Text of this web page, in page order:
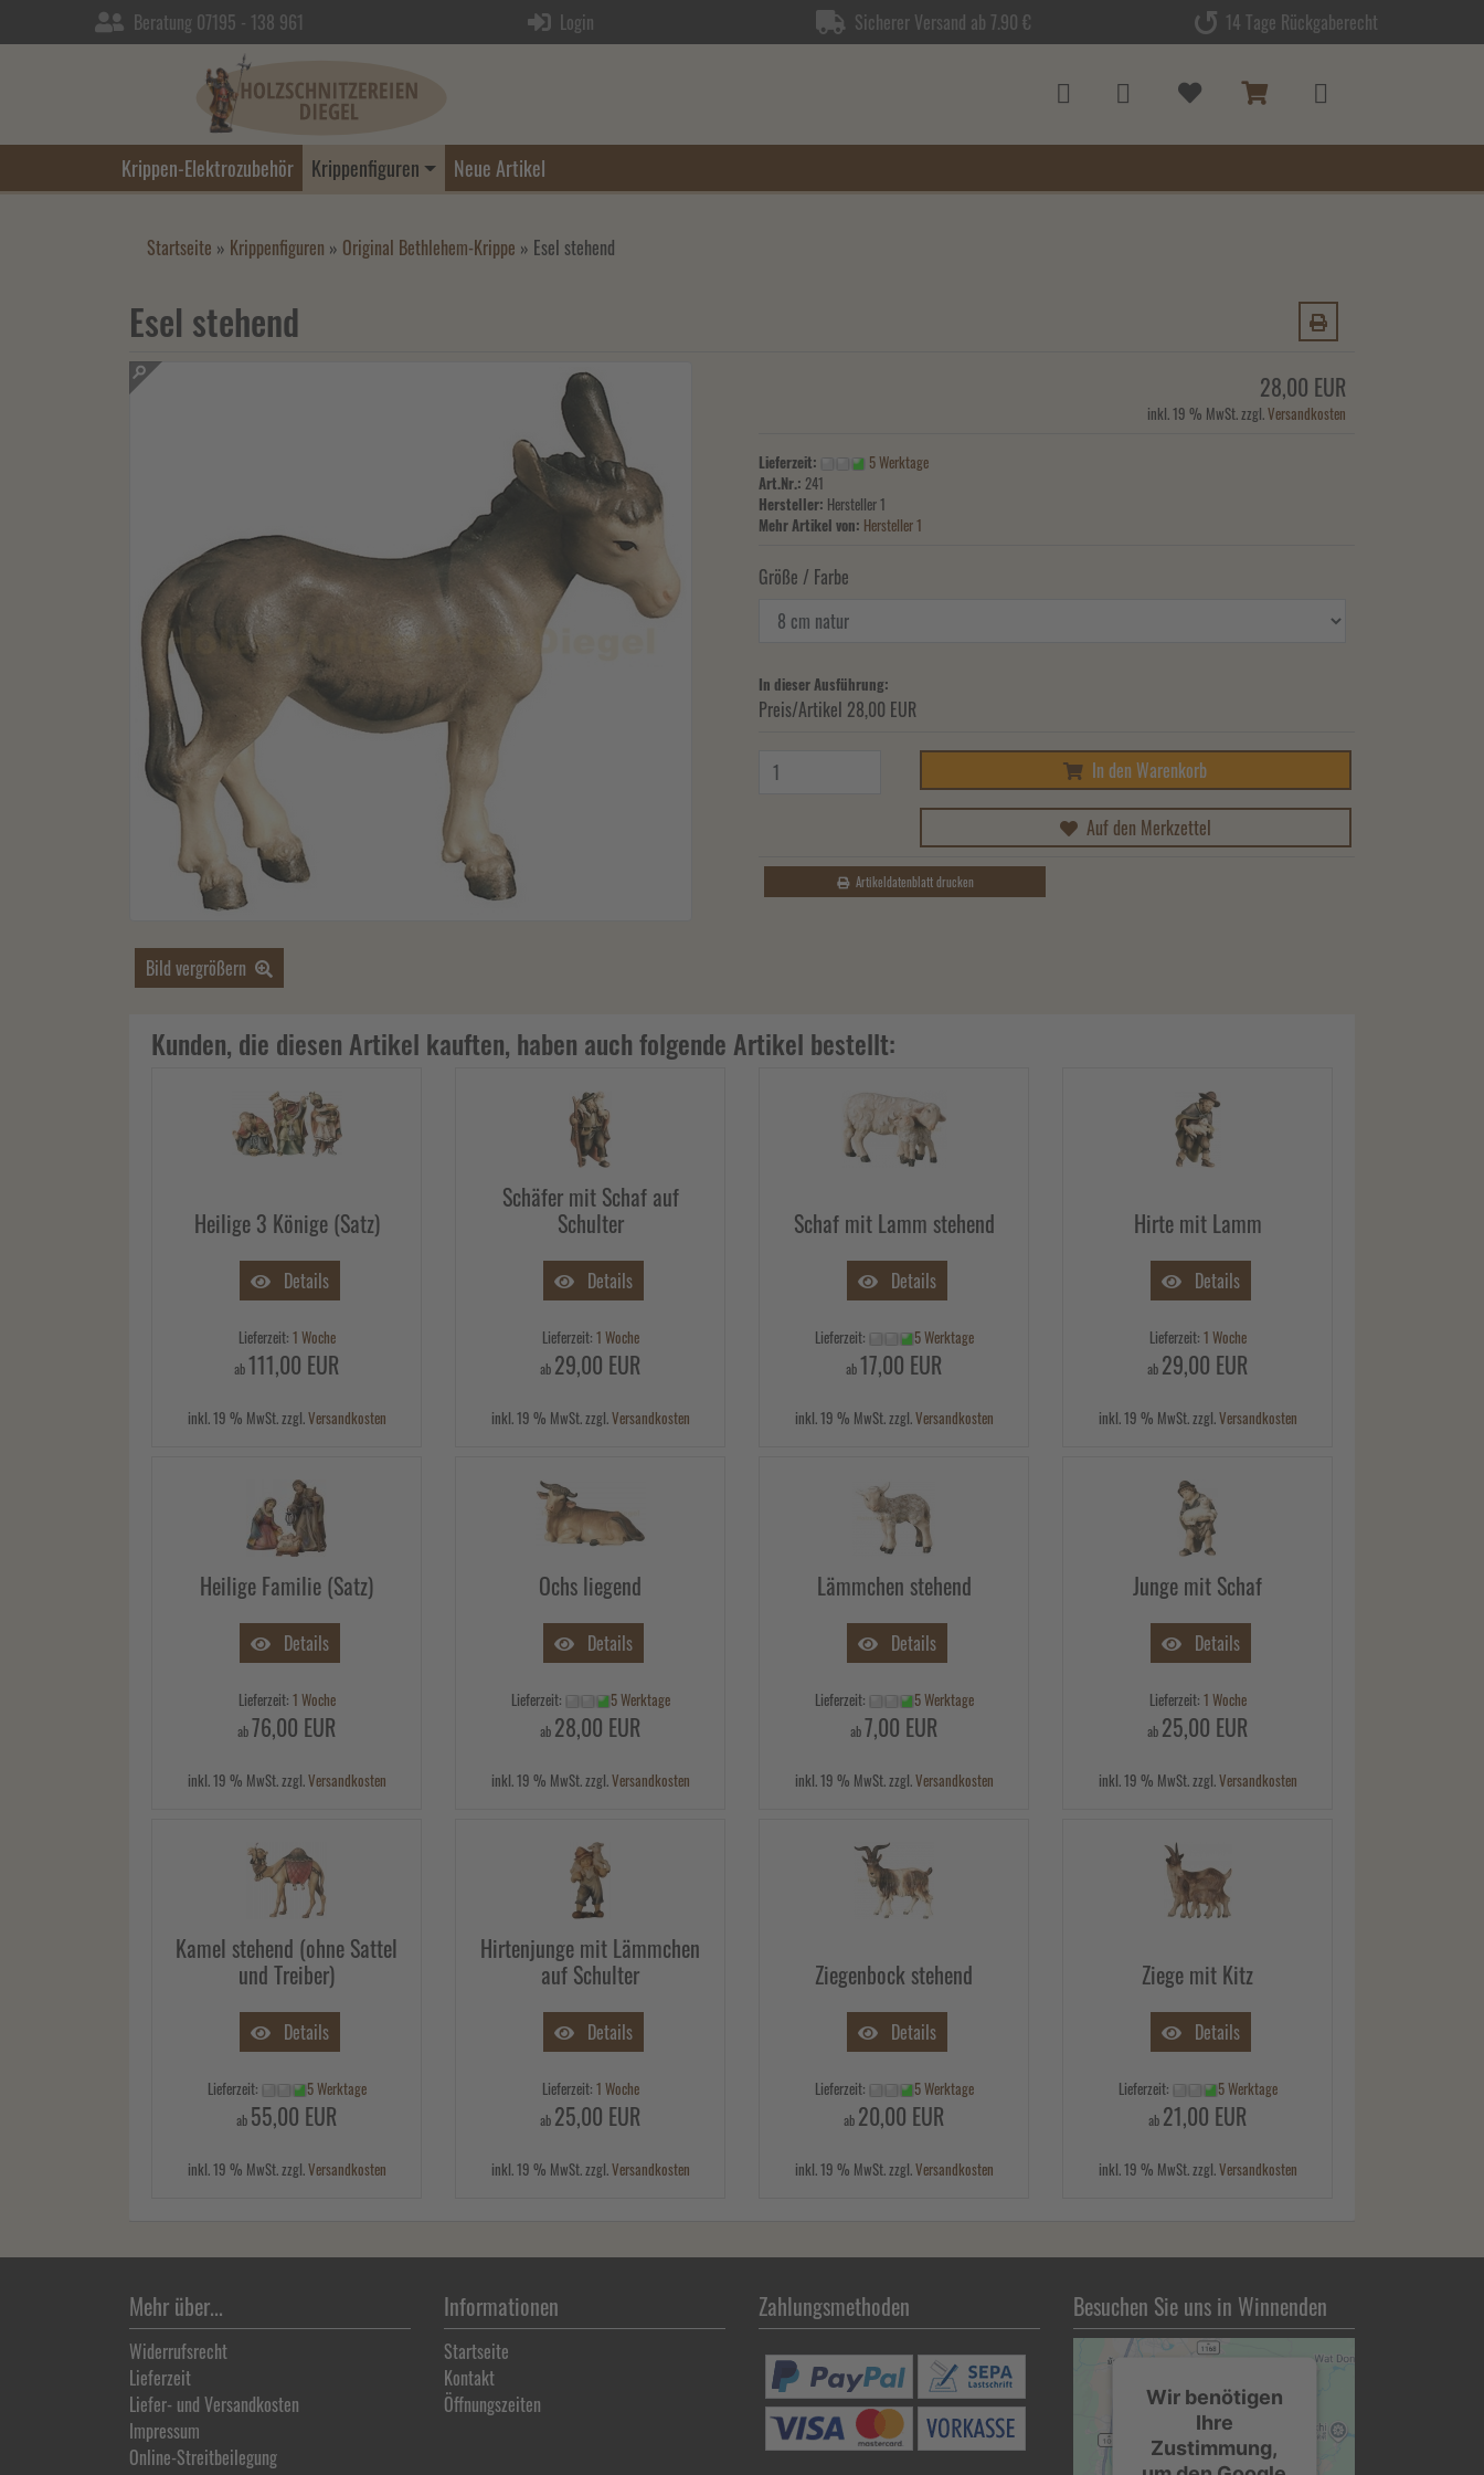
Beratung 07195 - 138 961 Login Sicherer Versand ab 7.90 € 14 Tage Rückgaberecht
Krippen-Elektrozubehör Krippenfiguren Neue Artikel
Startseite » Krippenfiguren » Original Bethlehem-Krippe » Esel stehend
Esel stehend
Bild vergrößern
28,00 EUR
inkl. 19 % MwSt. zzgl.Versandkosten
Lieferzeit:
5 Werktage
Art.Nr.: 241
Hersteller: Hersteller 1
Mehr Artikel von: Hersteller 1
Größe / Farbe
In dieser Ausführung:
Preis/Artikel 28,00 EUR
In den Warenkorb
Auf den Merkzettel
Artikeldatenblatt drucken
Kunden, die diesen Artikel kauften, haben auch folgende Artikel bestellt:
Heilige 3 Könige (Satz)
Details
Lieferzeit: 1 Woche
ab111,00 EUR
inkl. 19 % MwSt. zzgl.Versandkosten
Schäfer mit Schaf auf
Schulter
Details
Lieferzeit: 1 Woche
ab 29,00 EUR
inkl. 19 % MwSt. zzgl.Versandkosten
Schaf mit Lamm stehend
Details
Lieferzeit: 5 Werktage
ab17,00 EUR
inkl. 19 % MwSt. zzgl.Versandkosten
Hirte mit Lamm
Details
Lieferzeit: 1 Woche
ab 29,00 EUR
inkl. 19 % MwSt. zzgl.Versandkosten
Heilige Familie (Satz)
Details
Lieferzeit: 1 Woche
ab76,00 EUR
inkl. 19 % MwSt. zzgl.Versandkosten
Ochs liegend
Details
Lieferzeit: 5 Werktage
ab 28,00 EUR
inkl. 19 % MwSt. zzgl.Versandkosten
Lämmchen stehend
Details
Lieferzeit: 5 Werktage
ab7,00 EUR
inkl. 19 % MwSt. zzgl.Versandkosten
Junge mit Schaf
Details
Lieferzeit: 1 Woche
ab 25,00 EUR
inkl. 19 % MwSt. zzgl.Versandkosten
Kamel stehend (ohne Sattel
und Treiber)
Details
Lieferzeit: 5 Werktage
ab 55,00 EUR
inkl. 19 % MwSt. zzgl.Versandkosten
Hirtenjunge mit Lämmchen
auf Schulter
Details
Lieferzeit: 1 Woche
ab 25,00 EUR
inkl. 19 % MwSt. zzgl.Versandkosten
Ziegenbock stehend
Details
Lieferzeit: 5 Werktage
ab 20,00 EUR
inkl. 19 % MwSt. zzgl.Versandkosten
Ziege mit Kitz
Details
Lieferzeit: 5 Werktage
ab 21,00 EUR
inkl. 19 % MwSt. zzgl.Versandkosten
Mehr über...
Widerrufsrecht
Lieferzeit
Liefer- und Versandkosten
Impressum
Online-Streitbeilegung
Informationen
Startseite
Kontakt
Öffnungszeiten
Zahlungsmethoden Besuchen Sie uns in Winnenden
Wir benötigen
Ihre
Zustimmung,